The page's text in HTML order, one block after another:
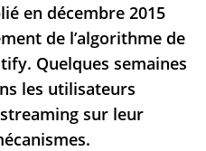
en décembre 2015
de l’algorithme de
Quelques semaines
les utilisateurs
sur leur